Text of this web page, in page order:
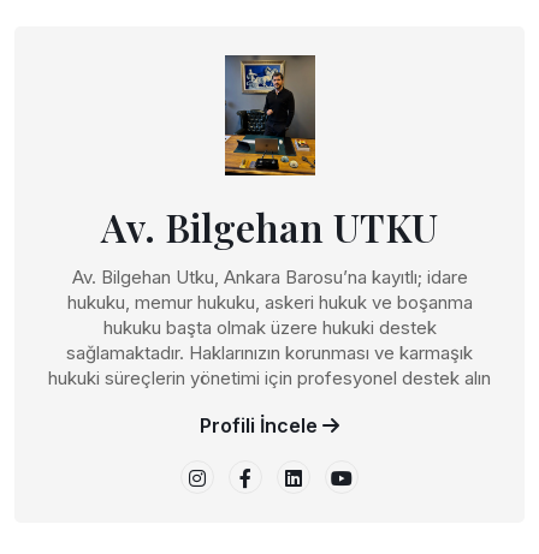
Av. Bilgehan UTKU
Av. Bilgehan Utku, Ankara Barosu’na kayıtlı; idare
hukuku, memur hukuku, askeri hukuk ve boşanma
hukuku başta olmak üzere hukuki destek
sağlamaktadır. Haklarınızın korunması ve karmaşık
hukuki süreçlerin yönetimi için profesyonel destek alın
Profili İncele